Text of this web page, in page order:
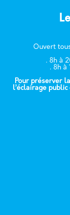
Ouvert
. 8h à
. 8h à
Pour préserver
l’éclairage